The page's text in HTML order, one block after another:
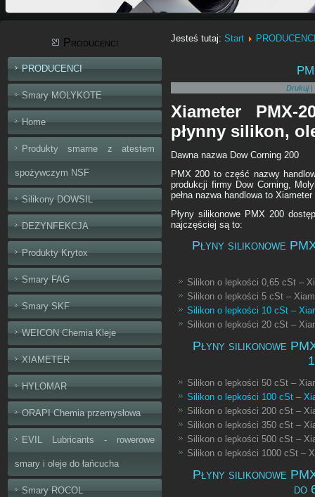
Producenci
PRODUCENCI
Smary MOLYKOTE
Home
Produkty smarne z atestem
spożywczym NSF
Silikony DOWSIL
DEZYNFEKCJA
Produkty Krytox
Smary FAG
Smary SKF
WEICON Chemia Kleje
XIAMETER
HYLOMAR
ORAPI Chemia przemysłowa
EVIL Lubricants - rowerowe
smary i oleje do łańcucha
Smary ROCOL
Jesteś tutaj: Start
Drukuj |
Xiameter
płynny silikon,
Dawna nazwa Dow Corning 200
PMX 200 to część nazwy
produkcji firmy Dow Corning,
pełna nazwa handlowa to
Płyny silikonowe PMX 200
najczęściej są to:
Płyny silikonowe
Silikon o lepkości 0,65 cSt –
Silikon o lepkości 5 cSt –
Silikon o lepkości 10 cSt –
Silikon o lepkości 20 cSt –
Płyny silikonowe
Silikon o lepkości 50 cSt –
Silikon o lepkości 100 cSt –
Silikon o lepkości 200 cSt –
Silikon o lepkości 350 cSt –
Silikon o lepkości 500 cSt –
Silikon o lepkości 1000 cSt –
Płyny silikonowe
do